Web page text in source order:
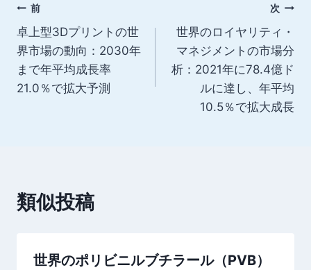
投
稿
ナ
ビ
シ
ョ
前
卓上型3Dプリントの世
界市場の動向：2030年
まで年平均成長率
21.0％で拡大予測
次
世界のロイヤリティ・
マネジメントの市場分
析：2021年に78.4億ド
ルに達し、年平均
10.5％で拡大成長
類似投稿
世界のポリビニルブチラール（PVB）